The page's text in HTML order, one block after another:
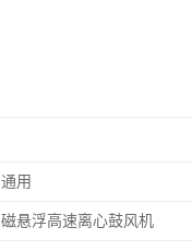
通用
磁悬浮高速离心鼓风机